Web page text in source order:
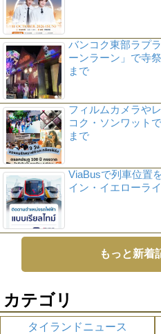
バンコク東部ラプ
ーンラーン」で寺
まで
フィルムカメラや
コク・ソンワット
まで
ViaBusで列車位置
イン・イエローラ
もっと新着
カテゴリ
タイランドニュース